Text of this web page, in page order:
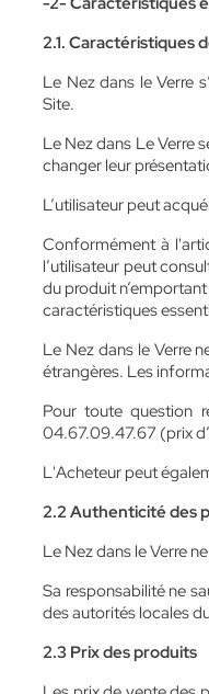
2.1. Caractéristiques
Le Nez dans le Verre
Site.
Le Nez dans Le Verre
changer leur
L’utilisateur peut
Conformément à
l’utilisateur peut
du produit
caractéristiques
Le Nez dans le Verre
étrangères. Les
Pour toute question
04.67.09.47.67 (prix
L'Acheteur peut
2.2 Authenticité des
Le Nez dans le Verre
Sa responsabilité ne
des autorités locales
2.3 Prix des produits